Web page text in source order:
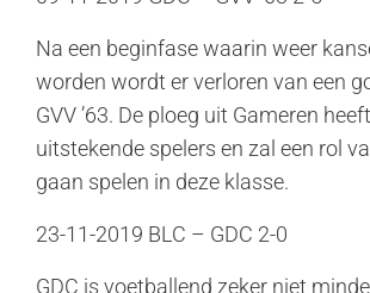
Na een beginfase waarin weer
worden wordt er verloren van een
GVV ’63. De ploeg uit Gameren
uitstekende spelers en zal een rol
gaan spelen in deze klasse.
23-11-2019 BLC – GDC 2-0
GDC is voetballend zeker niet